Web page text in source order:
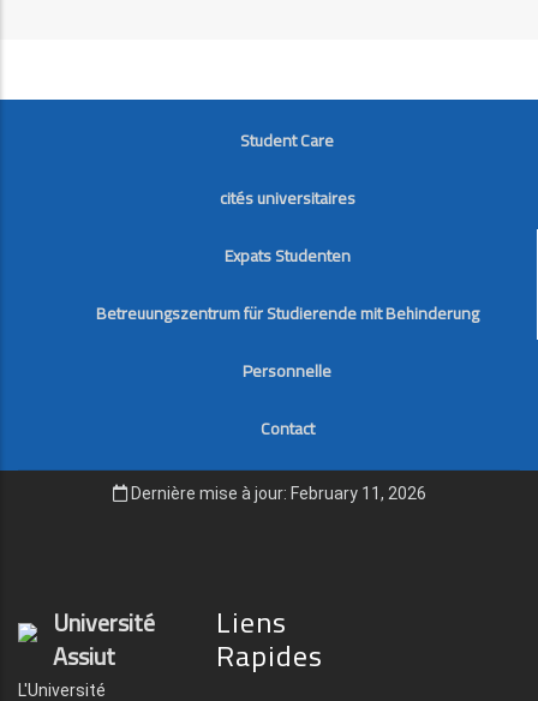
FOOTER
Student Care
cités universitaires
Expats Studenten
Betreuungszentrum für Studierende mit Behinderung
Personnelle
Contact
Dernière mise à jour: February 11, 2026
Université
Assiut
L'Université
Liens
Rapides